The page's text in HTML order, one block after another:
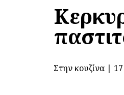
Στην κουζίνα|